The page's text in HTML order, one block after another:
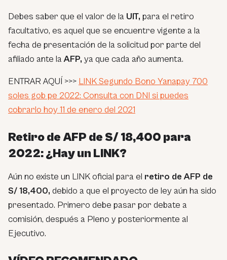
Debes saber que el valor de la UIT, para el retiro
facultativo, es aquel que se encuentre vigente a la
fecha de presentación de la solicitud por parte del
afiliado ante laAFP, ya que cada año aumenta.
ENTRAR AQUÍ >>> LINK Segundo Bono Yanapay 700
soles gob pe 2022: Consulta con DNI si puedes
cobrarlo hoy 11 de enero del 2021
Retiro de AFP de S/ 18,400 para
2022: ¿Hay un LINK?
Aún no existe un LINK oficial para el retiro de AFP de
S/ 18,400, debido a que el proyecto de ley aún ha sido
presentado. Primero debe pasar por debate a
comisión, después a Pleno y posteriormente al
Ejecutivo.